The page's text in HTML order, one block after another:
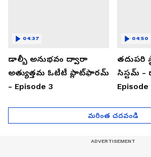
డాల్బీ అనుభవం ద్వారా
అత్యుత్తమ ఓటీటీ ప్లాట్‌ఫారమ్
- Episode 3
04:37
సిస్టమ్ -
Episode
04:50
మరింత చదవండి